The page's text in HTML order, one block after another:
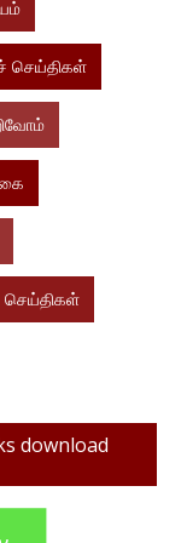
செய்திகள்
செய்திகள்
download